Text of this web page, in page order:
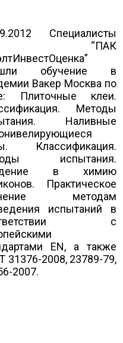
Специалисты
“ПАК
обучение в
Вакер Москва по
Плиточные клеи.
Методы
Наливные
Классификация.
испытания.
в химию
Практическое
методам
испытаний в
с
EN, а также
31376-2008, 23789-79,
2007.